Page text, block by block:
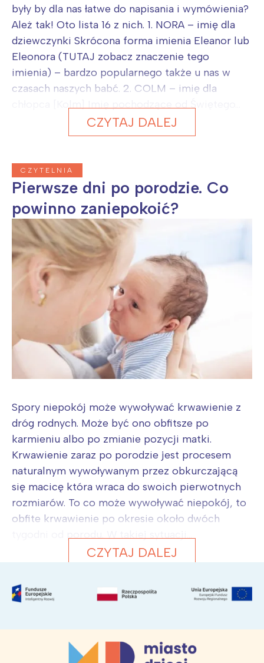
były by dla nas łatwe do napisania i wymówienia?
Ależ tak! Oto lista 16 z nich. 1. NORA – imię dla
dziewczynki Skrócona forma imienia Eleanor lub
Eleonora (TUTAJ zobacz znaczenie tego
imienia) – bardzo popularnego także u nas w
czasach naszych babć. 2. COLM – imię dla
CZYTAJ DALEJ
CZYTELNIA
Pierwsze dni po porodzie. Co
powinno zaniepokoić?
Spory niepokój może wywoływać krwawienie z
dróg rodnych. Może być ono obfitsze po
karmieniu albo po zmianie pozycji matki.
Krwawienie zaraz po porodzie jest procesem
naturalnym wywoływanym przez obkurczającą
się macicę która wraca do swoich pierwotnych
rozmiarów. To co może wywoływać niepokój, to
obfite krwawienie po okresie około dwóch
CZYTAJ DALEJ